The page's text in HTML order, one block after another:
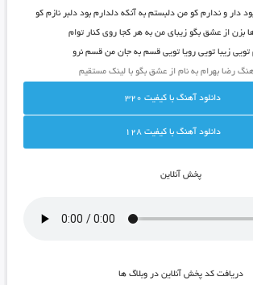
دار و ندارم کو من دلبستم به آنکه دلدارم بود دلبر نازم کو
بزن از عشق بگو زیبای من به هر کجا روی کنار توام
تویی زیبا تویی رویا تویی قسم به جان من قسم نرو
رضا بهرام به نام از عشق بگو با لینک مستقیم
دانلود آهنگ با کيفيت 320
دانلود آهنگ با کيفيت 128
پخش آنلاين
دريافت کد پخش آنلاين در وبلاگ ها